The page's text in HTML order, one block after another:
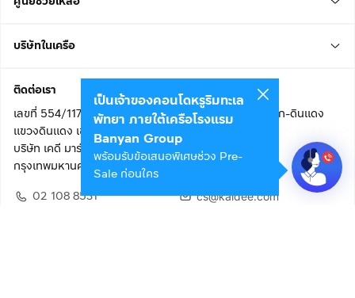
บริษัทในเครือ
ติดต่อเรา
เลขที่ 554/117 อาคารสกายไนน์ เซ็นเตอร์ ชั้น 22 ถนนอโศก-ดินแดง
แขวงดินแดง เขตดินแดง
บริษัท เคดี มาร์เก็ตเพลส จำกัด (สำนักงานใหญ่)
กรุงเทพมหานคร 10400
02 108 8531
cs@kaidee.com
เป็นเจ้าของคอนโดหรูริมทะเล
พัทยา ภายใต้เครือโรงแรม
Banyan Group
พร้อมรับข้อเสนอพิเศษช่วง Pre-
Sale ก่อนใคร